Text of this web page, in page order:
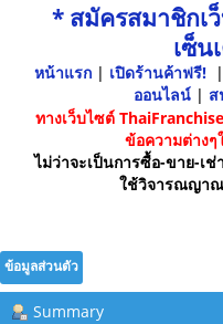
* สมัครสมาชิกเ
เซ็น
หน้าแรก | เปิดร้านค้าฟรี! |
ออนไลน์ | ส
ทางเว็บไซต์
ข้อความต่างๆ
ไม่ว่าจะเป็นการซื้อ-ขาย-เ
ใช้วิจารณญาณ
ข้อมูลส่วนตัว
Summary